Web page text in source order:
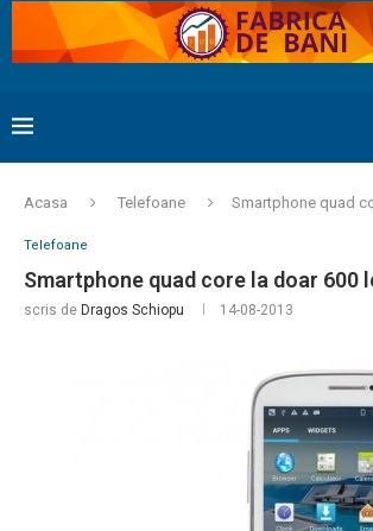
Acasa Telefoane Smartphone quad
Telefoane
Smartphone quad core la doar 600
scris de Dragos Schiopu 14-08-2013